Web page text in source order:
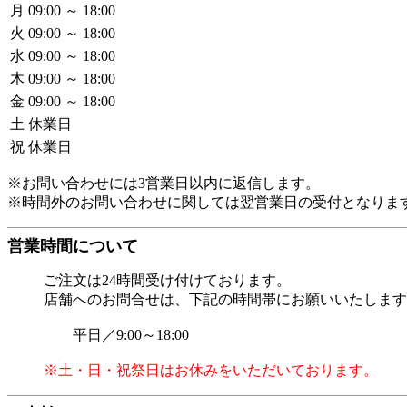
月 09:00 ～ 18:00
火 09:00 ～ 18:00
水 09:00 ～ 18:00
木 09:00 ～ 18:00
金 09:00 ～ 18:00
土 休業日
祝 休業日
※お問い合わせには3営業日以内に返信します。
※時間外のお問い合わせに関しては翌営業日の受付となりま
営業時間について
ご注文は24時間受け付けております。
店舗へのお問合せは、下記の時間帯にお願いいたしま
平日／9:00～18:00
※土・日・祝祭日はお休みをいただいております。